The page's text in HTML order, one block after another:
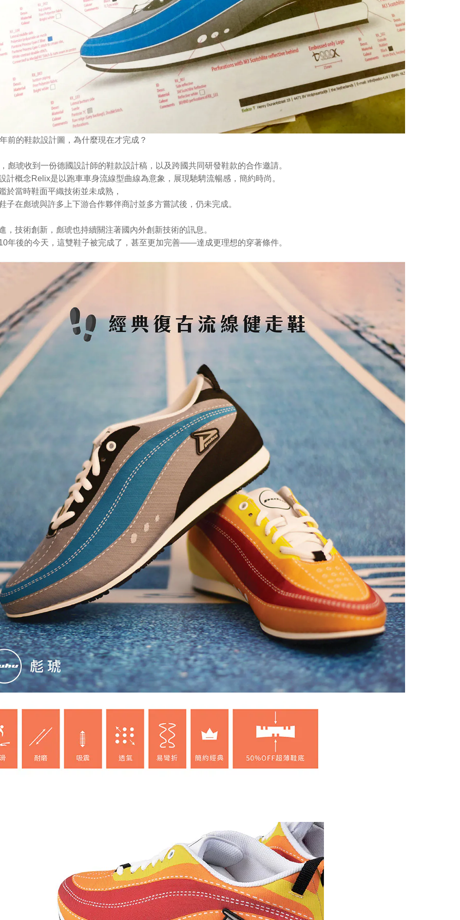
前的鞋款設計圖，為什麼現在才完成？
彪琥收到一份德國設計師的鞋款設計稿，以及跨國共同研發鞋款的合作邀請。
計概念Relix是以跑車車身流線型曲線為意象，展現馳騁流暢感，簡約時尚。
於當時鞋面平織技術並未成熟，
子在彪琥與許多上下游合作夥伴商討並多方嘗試後，仍未完成。
，技術創新，彪琥也持續關注著國內外創新技術的訊息。
年後的今天，這雙鞋子被完成了，甚至更加完善——達成更理想的穿著條件。